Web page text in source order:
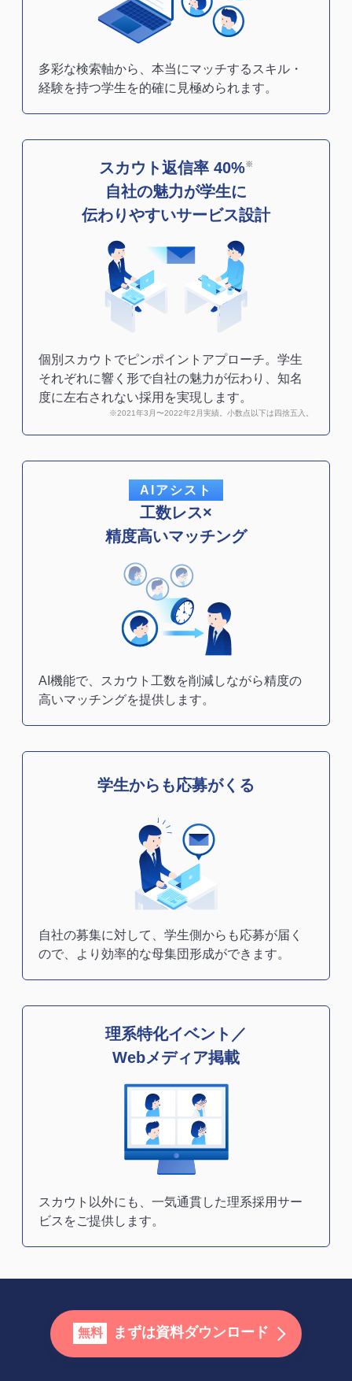
多彩な検索軸から、本当にマッチするスキル・
経験を持つ学生を的確に見極められます。
スカウト返信率 40%※
自社の魅力が学生に
伝わりやすいサービス設計
個別スカウトでピンポイントアプローチ。学生
それぞれに響く形で自社の魅力が伝わり、知名
度に左右されない採用を実現します。
※2021年3月〜2022年2月実績。小数点以下は四捨五入。
AIアシスト
工数レス×
精度高いマッチング
AI機能で、スカウト工数を削減しながら精度の
高いマッチングを提供します。
学生からも応募がくる
自社の募集に対して、学生側からも応募が届く
ので、より効率的な母集団形成ができます。
理系特化イベント／
Webメディア掲載
スカウト以外にも、一気通貫した理系採用サー
ビスをご提供します。
無料 まずは資料ダウンロード